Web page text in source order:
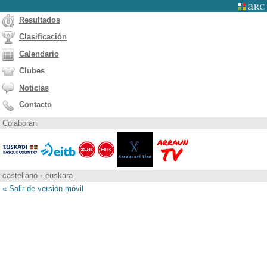
Resultados
Clasificación
Calendario
Clubes
Noticias
Contacto
Colaboran
castellano • euskara
« Salir de versión móvil